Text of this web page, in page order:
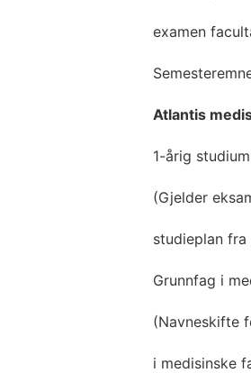
examen
Atlantis
1-årig
(Gjelder
studieplan fra
Grunnfag i
(Navneskifte
i medisinske